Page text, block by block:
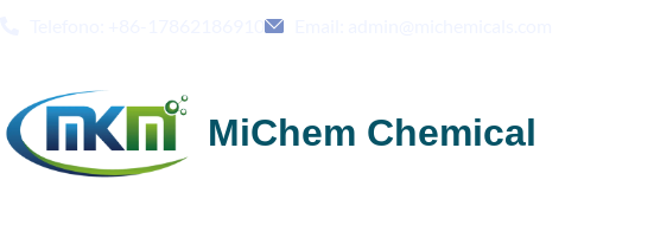
MiChem Chemical